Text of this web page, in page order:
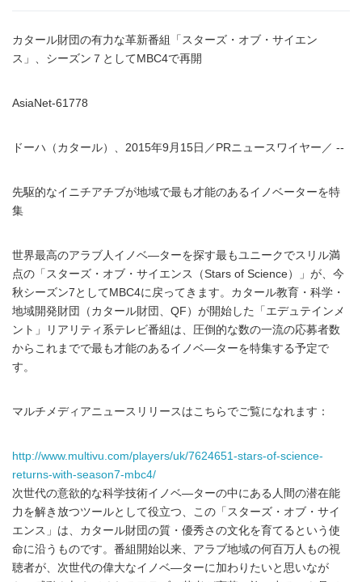
カタール財団の有力な革新番組「スターズ・オブ・サイエン
ス」、シーズン７としてMBC4で再開
AsiaNet-61778
ドーハ（カタール）、2015年9月15日／PRニュースワイヤー／ --
先駆的なイニチアチブが地域で最も才能のあるイノベーターを特
集
世界最高のアラブ人イノベ―ターを探す最もユニークでスリル満
点の「スターズ・オブ・サイエンス（Stars of Science）」が、今
秋シーズン7としてMBC4に戻ってきます。カタール教育・科学・
地域開発財団（カタール財団、QF）が開始した「エデュテインメ
ント」リアリティ系テレビ番組は、圧倒的な数の一流の応募者数
からこれまでで最も才能のあるイノベ―ターを特集する予定で
す。
マルチメディアニュースリリースはこちらでご覧になれます：
http://www.multivu.com/players/uk/7624651-stars-of-science-
returns-with-season7-mbc4/
次世代の意欲的な科学技術イノベ―ターの中にある人間の潜在能
力を解き放つツールとして役立つ、この「スターズ・オブ・サイ
エンス」は、カタール財団の質・優秀さの文化を育てるという使
命に沿うものです。番組開始以来、アラブ地域の何百万人もの視
聴者が、次世代の偉大なイノベ―ターに加わりたいと思いなが